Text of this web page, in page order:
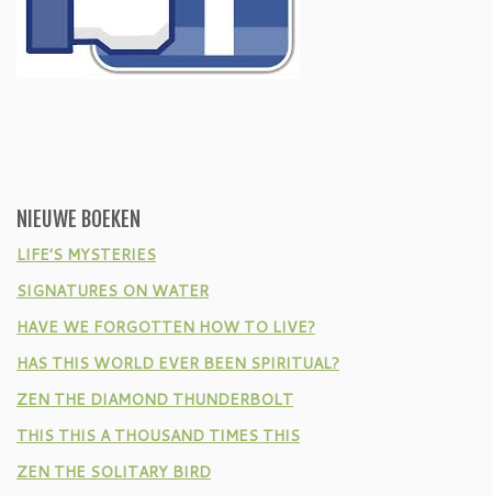
NIEUWE BOEKEN
LIFE’S MYSTERIES
SIGNATURES ON WATER
HAVE WE FORGOTTEN HOW TO LIVE?
HAS THIS WORLD EVER BEEN SPIRITUAL?
ZEN THE DIAMOND THUNDERBOLT
THIS THIS A THOUSAND TIMES THIS
ZEN THE SOLITARY BIRD